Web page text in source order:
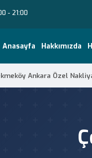
- 21:00
Anasayfa Hakkımızda
Ankara Özel